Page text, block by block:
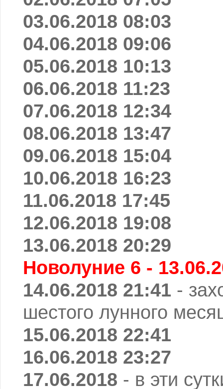
03.06.2018 08:03
04.06.2018 09:06
05.06.2018 10:13
06.06.2018 11:23
07.06.2018 12:34
08.06.2018 13:47
09.06.2018 15:04
10.06.2018 16:23
11.06.2018 17:45
12.06.2018 19:08
13.06.2018 20:29
Новолуние 6 -
14.06.2018 21:41 -
шестого лунного
15.06.2018 22:41
16.06.2018 23:27
17.06.2018 - в эти